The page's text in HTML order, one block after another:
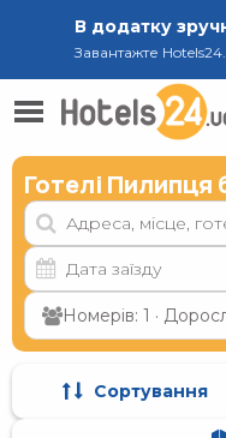
В додатку
Завантажте
Готелі Пилипця
Номерів: 1 ·
Сортування